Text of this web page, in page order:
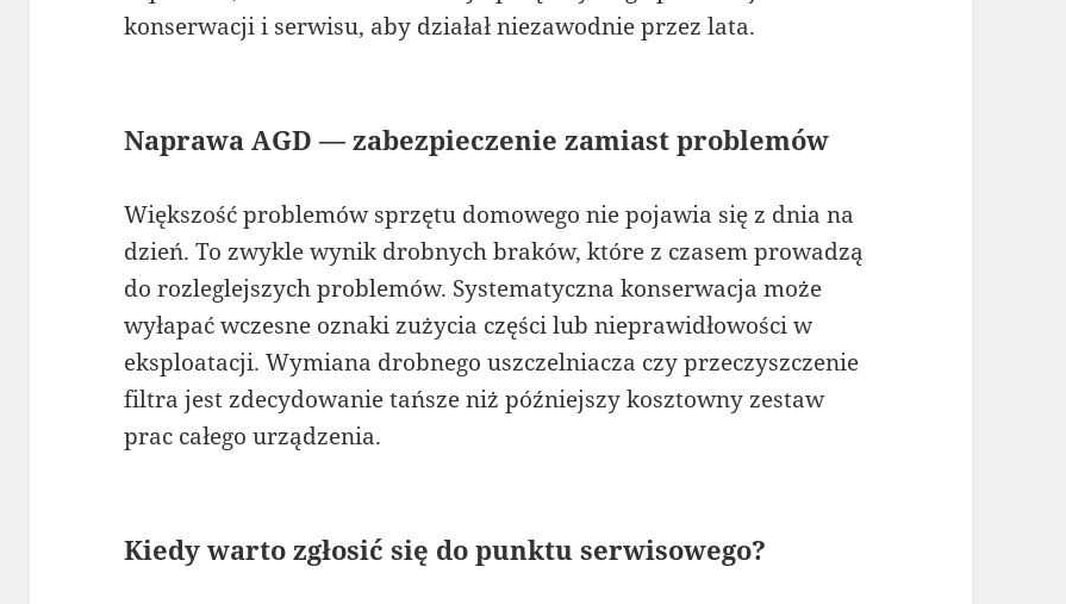
konserwacji i serwisu, aby działał niezawodnie przez lata.
Naprawa AGD — zabezpieczenie zamiast problemów
Większość problemów sprzętu domowego nie pojawia się z dnia na
dzień. To zwykle wynik drobnych braków, które z czasem prowadzą
do rozleglejszych problemów. Systematyczna konserwacja może
wyłapać wczesne oznaki zużycia części lub nieprawidłowości w
eksploatacji. Wymiana drobnego uszczelniacza czy przeczyszczenie
filtra jest zdecydowanie tańsze niż późniejszy kosztowny zestaw
prac całego urządzenia.
Kiedy warto zgłosić się do punktu serwisowego?